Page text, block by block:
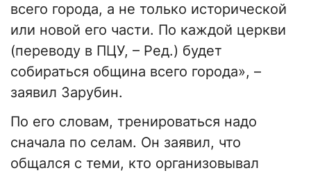
всего города, а не только исторической
или новой его части. По каждой церкви
(переводу в ПЦУ, – Ред.) будет
собираться община всего города», –
заявил Зарубин.
По его словам, тренироваться надо
сначала по селам. Он заявил, что
общался с теми, кто организовывал